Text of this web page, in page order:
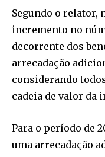
Segundo o relator,
incremento no
decorrente dos
arrecadação
considerando
cadeia de valor da
Para o período de
uma arrecadação